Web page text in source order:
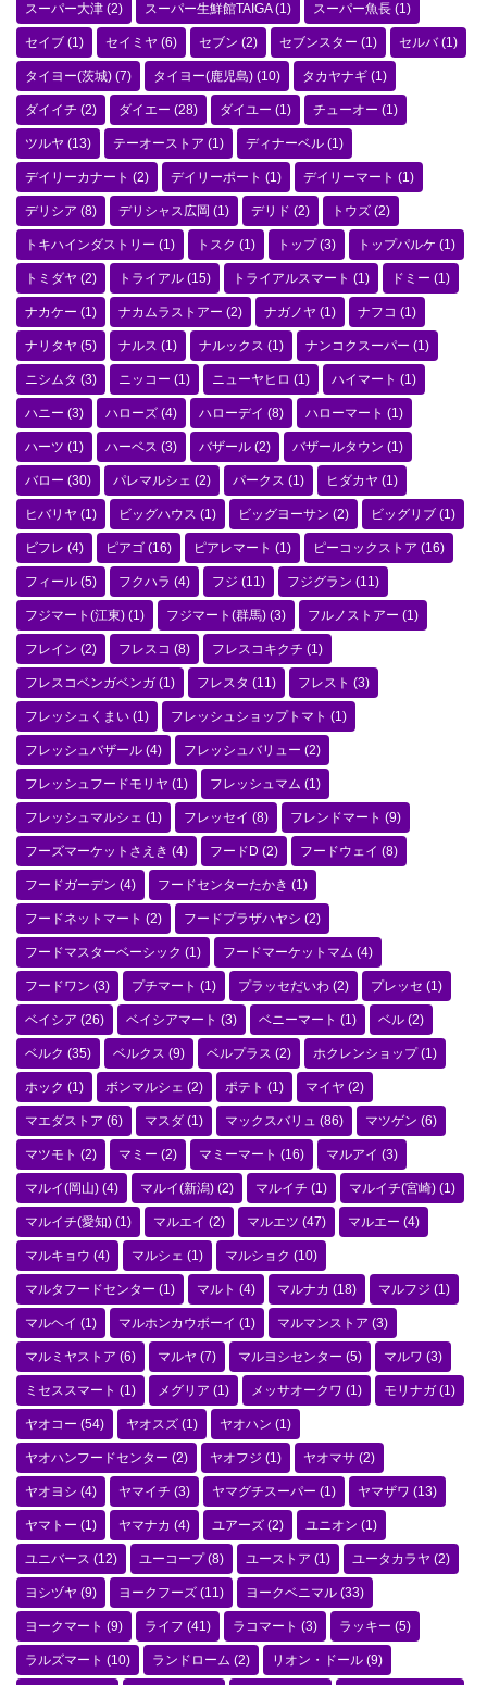
スーパー大津 (2) スーパー生鮮館TAIGA(1) スーパー魚長 (1)
セイブ (1) セイミヤ (6) セブン (2) セブンスター (1) セルバ(1)
タイヨー(茨城) (7) タイヨー(鹿児島) (10) タカヤナギ (1)
ダイイチ (2) ダイエー (28) ダイユー (1) チューオー (1)
ツルヤ (13) テーオーストア (1) ディナーベル (1)
デイリーカナート (2) デイリーポート (1) デイリーマート (1)
デリシア (8) デリシャス広岡 (1) デリド (2) トウズ (2)
トキハインダストリー (1) トスク (1) トップ(3) トップパルケ (1)
トミダヤ (2) トライアル (15) トライアルスマート (1) ドミー (1)
ナカケー (1) ナカムラストアー (2) ナガノヤ (1) ナフコ (1)
ナリタヤ (5) ナルス (1) ナルックス (1) ナンコクスーパー (1)
ニシムタ (3) ニッコー (1) ニューヤヒロ (1) ハイマート (1)
ハニー (3) ハローズ (4) ハローデイ (8) ハローマート (1)
ハーツ (1) ハーベス (3) バザール (2) バザールタウン (1)
バロー (30) パレマルシェ (2) パークス (1) ヒダカヤ (1)
ヒバリヤ (1) ビッグハウス (1) ビッグヨーサン (2) ビッグリブ (1)
ビフレ (4) ピアゴ (16) ピアレマート (1) ピーコックストア (16)
フィール (5) フクハラ (4) フジ (11) フジグラン (11)
フジマート(江東) (1) フジマート(群馬) (3) フルノストアー (1)
フレイン (2) フレスコ (8) フレスコキクチ (1)
フレスコベンガベンガ (1) フレスタ (11) フレスト (3)
フレッシュくまい (1) フレッシュショップトマト (1)
フレッシュバザール (4) フレッシュバリュー (2)
フレッシュフードモリヤ (1) フレッシュマム (1)
フレッシュマルシェ (1) フレッセイ (8) フレンドマート (9)
フーズマーケットさえき (4) フードD (2) フードウェイ (8)
フードガーデン (4) フードセンターたかき (1)
フードネットマート (2) フードプラザハヤシ (2)
フードマスターベーシック (1) フードマーケットマム (4)
フードワン (3) プチマート (1) プラッセだいわ (2) プレッセ (1)
ベイシア (26) ベイシアマート (3) ベニーマート (1) ベル (2)
ベルク (35) ベルクス (9) ベルプラス (2) ホクレンショップ(1)
ホック (1) ボンマルシェ (2) ポテト (1) マイヤ (2)
マエダストア (6) マスダ (1) マックスバリュ (86) マツゲン (6)
マツモト (2) マミー (2) マミーマート (16) マルアイ (3)
マルイ(岡山) (4) マルイ(新潟) (2) マルイチ (1) マルイチ(宮崎) (1)
マルイチ(愛知) (1) マルエイ (2) マルエツ (47) マルエー (4)
マルキョウ (4) マルシェ (1) マルショク (10)
マルタフードセンター (1) マルト (4) マルナカ (18) マルフジ (1)
マルヘイ (1) マルホンカウボーイ (1) マルマンストア (3)
マルミヤストア (6) マルヤ (7) マルヨシセンター (5) マルワ (3)
ミセススマート (1) メグリア (1) メッサオークワ (1) モリナガ (1)
ヤオコー (54) ヤオスズ (1) ヤオハン (1)
ヤオハンフードセンター (2) ヤオフジ (1) ヤオマサ (2)
ヤオヨシ (4) ヤマイチ (3) ヤマグチスーパー (1) ヤマザワ (13)
ヤマトー (1) ヤマナカ (4) ユアーズ (2) ユニオン (1)
ユニバース (12) ユーコープ(8) ユーストア (1) ユータカラヤ (2)
ヨシヅヤ (9) ヨークフーズ (11) ヨークベニマル (33)
ヨークマート (9) ライフ (41) ラコマート (3) ラッキー (5)
ラルズマート (10) ランドローム (2) リオン・ドール (9)